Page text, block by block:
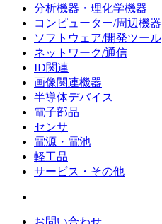
分析機器・理化学機器
コンピューター/周辺機器
ソフトウェア/開発ツール
ネットワーク/通信
ID関連
画像関連機器
半導体デバイス
電子部品
センサ
電源・電池
軽工品
サービス・その他
お問い合わせ